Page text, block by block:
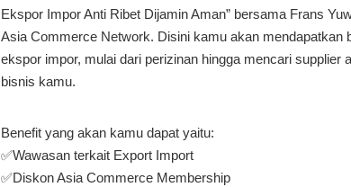
Ekspor Impor Anti Ribet Dijamin Aman” bersama Frans
Asia Commerce Network. Disini kamu akan mendapatkan
ekspor impor, mulai dari perizinan hingga mencari supplier
bisnis kamu.
Benefit yang akan kamu dapat yaitu:
✅Wawasan terkait Export Import
✅Diskon Asia Commerce Membership